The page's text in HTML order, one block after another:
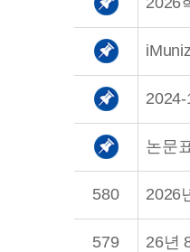
논문
580
579